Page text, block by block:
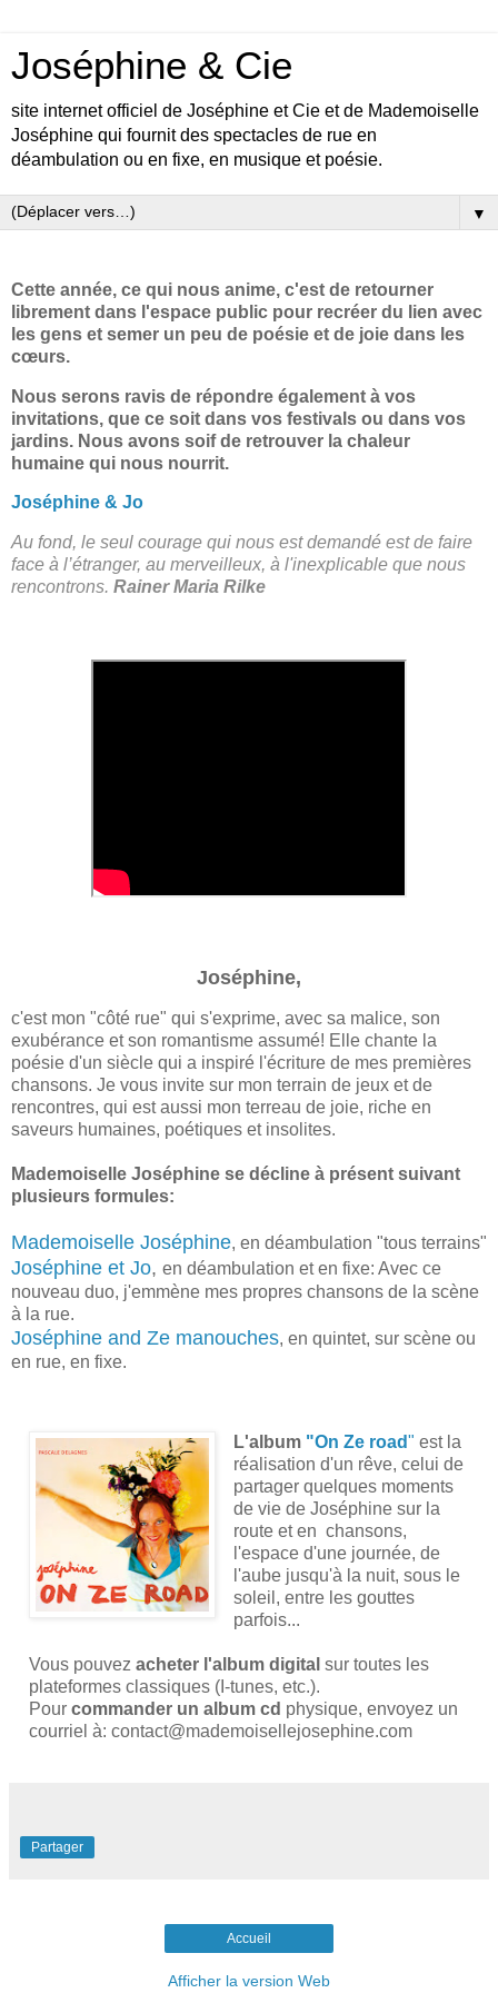
Joséphine & Cie
site internet officiel de Joséphine et Cie et de Mademoiselle
Joséphine qui fournit des spectacles de rue en
déambulation ou en fixe, en musique et poésie.
▼
Cette année, ce qui nous anime, c'est de retourner
librement dans l'espace public pour recréer du lien avec
les gens et semer un peu de poésie et de joie dans les
cœurs.
Nous serons ravis de répondre également à vos
invitations, que ce soit dans vos festivals ou dans vos
jardins. Nous avons soif de retrouver la chaleur
humaine qui nous nourrit.
Joséphine & Jo
Au fond, le seul courage qui nous est demandé est de faire
face à l’étranger, au merveilleux, à l'inexplicable que nous
rencontrons. Rainer Maria Rilke
Joséphine,
c'est mon "côté rue" qui s'exprime, avec sa malice, son
exubérance et son romantisme assumé! Elle chante la
poésie d'un siècle qui a inspiré l'écriture de mes premières
chansons. Je vous invite sur mon terrain de jeux et de
rencontres, qui est aussi mon terreau de joie, riche en
saveurs humaines, poétiques et insolites.
Mademoiselle Joséphine se décline à présent suivant
plusieurs formules:
Mademoiselle Joséphine, en déambulation "tous terrains"
Joséphine et Jo, en déambulation et en fixe: Avec ce
nouveau duo, j'emmène mes propres chansons de la scène
à la rue.
Joséphine and Ze manouches, en quintet, sur scène ou
en rue, en fixe.
L'album "On Ze road" est la
réalisation d'un rêve, celui de
partager quelques moments
de vie de Joséphine sur la
route et en chansons,
l'espace d'une journée, de
l'aube jusqu'à la nuit, sous le
soleil, entre les gouttes
parfois...
Vous pouvez acheter l'album digital sur toutes les
plateformes classiques (I-tunes, etc.).
Pour commander un album cd physique, envoyez un
courriel à: contact@mademoisellejosephine.com
Partager
Accueil
Afficher la version Web